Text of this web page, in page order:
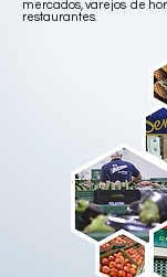
mercados, varejos de
restaurantes.